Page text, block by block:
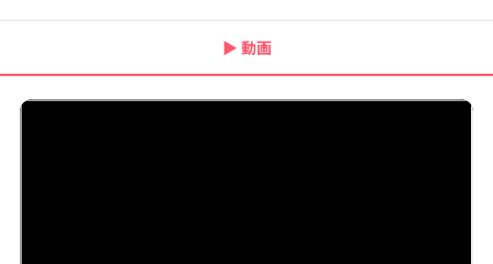
▶ 動画